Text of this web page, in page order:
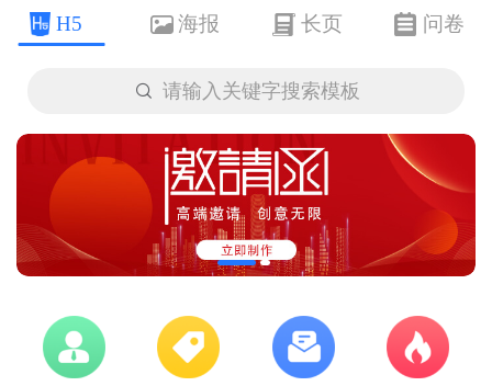
H5 海报 长页 问卷
 请输入关键字搜索模板